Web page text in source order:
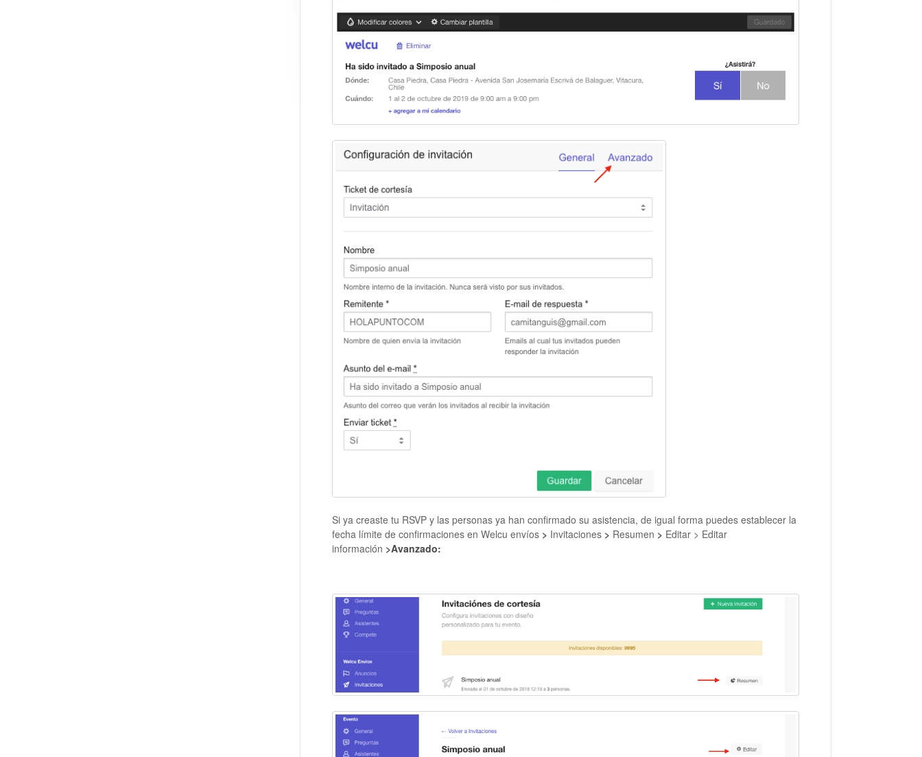
Si ya creaste tu RSVP y las personas ya han confirmado su asistencia, de igual forma puedes establecer la
fecha límite de confirmaciones en Welcu envíos> Invitaciones > Resumen > Editar > Editar
información >Avanzado: